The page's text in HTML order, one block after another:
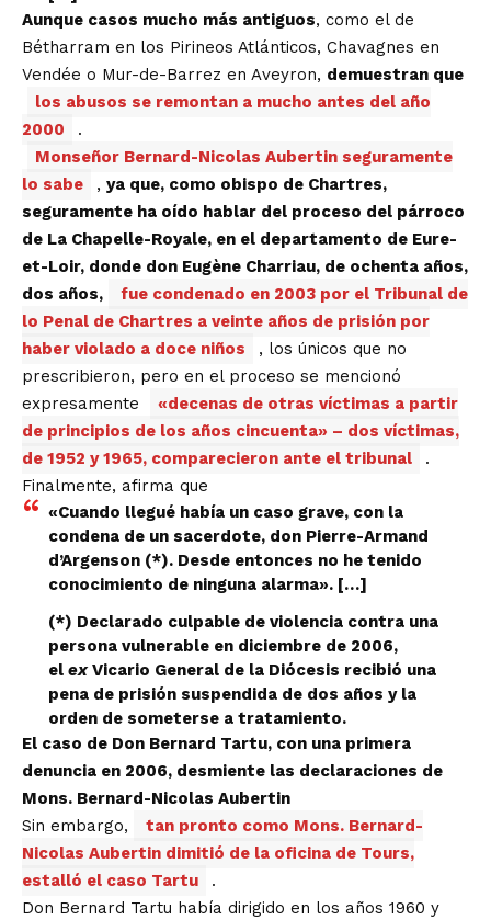
Aunque casos mucho más antiguos, como el de
Bétharram en los Pirineos Atlánticos, Chavagnes en
Vendée o Mur-de-Barrez en Aveyron, demuestran que
los abusos se remontan a mucho antes del año
2000
.
Monseñor Bernard-Nicolas Aubertin seguramente
lo sabe
, ya que, como obispo de Chartres,
seguramente ha oído hablar del proceso del párroco
de La Chapelle-Royale, en el departamento de Eure-
et-Loir, donde don Eugène Charriau, de ochenta años,
dos años,
fue condenado en 2003 por el Tribunal de
lo Penal de Chartres a veinte años de prisión por
haber violado a doce niños
, los únicos que no
prescribieron, pero en el proceso se mencionó
expresamente
«decenas de otras víctimas a partir
de principios de los años cincuenta» – dos víctimas,
de 1952 y 1965, comparecieron ante el tribunal
.
Finalmente, afirma que
«Cuando llegué había un caso grave, con la
condena de un sacerdote, don Pierre-Armand
d’Argenson (*). Desde entonces no he tenido
conocimiento de ninguna alarma». […]
(*) Declarado culpable de violencia contra una
persona vulnerable en diciembre de 2006,
el exVicario General de la Diócesis recibió una
pena de prisión suspendida de dos años y la
orden de someterse a tratamiento.
El caso de Don Bernard Tartu, con una primera
denuncia en 2006, desmiente las declaraciones de
Mons. Bernard-Nicolas Aubertin
Sin embargo,
tan pronto como Mons. Bernard-
Nicolas Aubertin dimitió de la oficina de Tours,
estalló el caso Tartu
.
Don Bernard Tartu había dirigido en los años 1960 y